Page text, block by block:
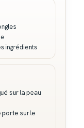
ingrédients
sur la peau
porte sur le